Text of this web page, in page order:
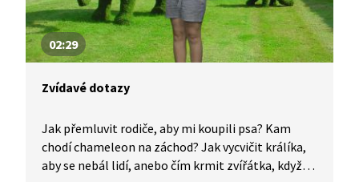
02:29
Zvídavé dotazy
Jak přemluvit rodiče, aby mi koupili psa? Kam
chodí chameleon na záchod? Jak vycvičit králíka,
aby se nebál lidí, anebo čím krmit zvířátka, když